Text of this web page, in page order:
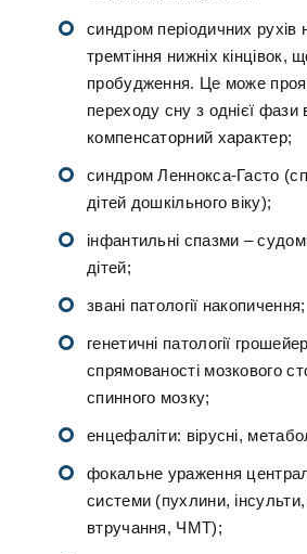
синдром періодичних рухів
тремтіння нижніх кінцівок,
пробудження. Це може
переходу сну з однієї фази
компенсаторний характер;
синдром Леннокса-Гасто
дітей дошкільного віку);
інфантильні спазми –
дітей;
звані патології накопичення;
генетичні патології
спрямованості мозкового
спинного мозку;
енцефаліти: вірусні,
фокальне ураження
системи (пухлини, інсульти,
втручання, ЧМТ);